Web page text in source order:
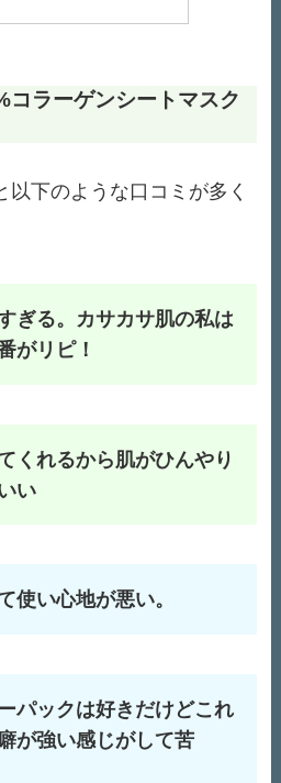
ラーゲンシートマスク
以下のような口コミが多く
ぎる。カサカサ肌の私は
がリピ！
くれるから肌がひんやり
い
使い心地が悪い。
パックは好きだけどこれ
が強い感じがして苦